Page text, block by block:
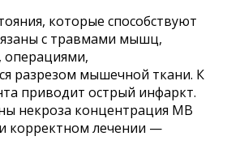
которые способствуют
с травмами мышц,
операциями,
разрезом мышечной ткани. К
приводит острый инфаркт.
некроза концентрация МВ
корректном лечении —